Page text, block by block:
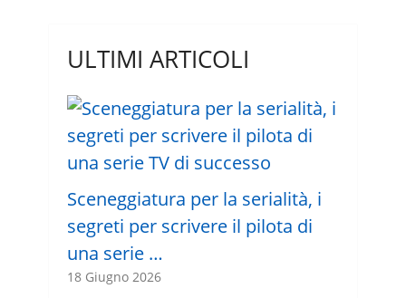
ULTIMI ARTICOLI
Sceneggiatura per la serialità, i
segreti per scrivere il pilota di
una serie …
18 Giugno 2026